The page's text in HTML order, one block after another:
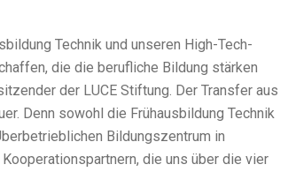
Technik und unseren High-Tech-
die die berufliche Bildung stärken
der LUCE Stiftung. Der Transfer aus
Denn sowohl die Frühausbildung Technik
Bildungszentrum in
die uns über die vier